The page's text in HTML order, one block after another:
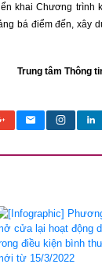
khai Chương trình
bá điểm đến, xây
Trung tâm Thông